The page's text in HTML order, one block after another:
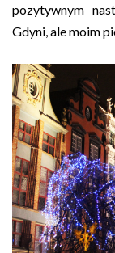
pozytywnym
Gdyni, ale moim